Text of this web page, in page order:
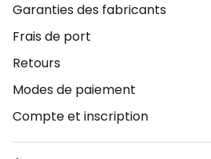
Garanties des fabricants
Frais de port
Retours
Modes de paiement
Compte et inscription